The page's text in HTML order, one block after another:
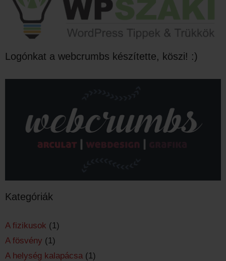
Logónkat a webcrumbs készítette, köszi! :)
Kategóriák
A fizikusok (1)
A fösvény (1)
A helység kalapácsa (1)